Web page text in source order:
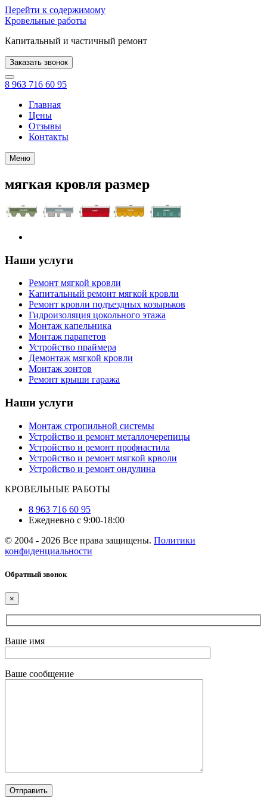
Перейти к содержимому
Кровельные работы
Капитальный и частичный ремонт
Заказать звонок
8 963 716 60 95
Главная
Цены
Отзывы
Контакты
Меню
мягкая кровля размер
Наши услуги
Ремонт мягкой кровли
Капитальный ремонт мягкой кровли
Ремонт кровли подъездных козырьков
Гидроизоляция цокольного этажа
Монтаж капельника
Монтаж парапетов
Устройство праймера
Демонтаж мягкой кровли
Монтаж зонтов
Ремонт крыши гаража
Наши услуги
Монтаж стропильной системы
Устройство и ремонт металлочерепицы
Устройство и ремонт профнастила
Устройство и ремонт мягкой крволи
Устройство и ремонт ондулина
КРОВЕЛЬНЫЕ РАБОТЫ
8 963 716 60 95
Ежедневно с 9:00-18:00
© 2004 - 2026 Все права защищены. Политики
конфиденциальности
Обратный звонок
×
Ваше имя
Ваше сообщение